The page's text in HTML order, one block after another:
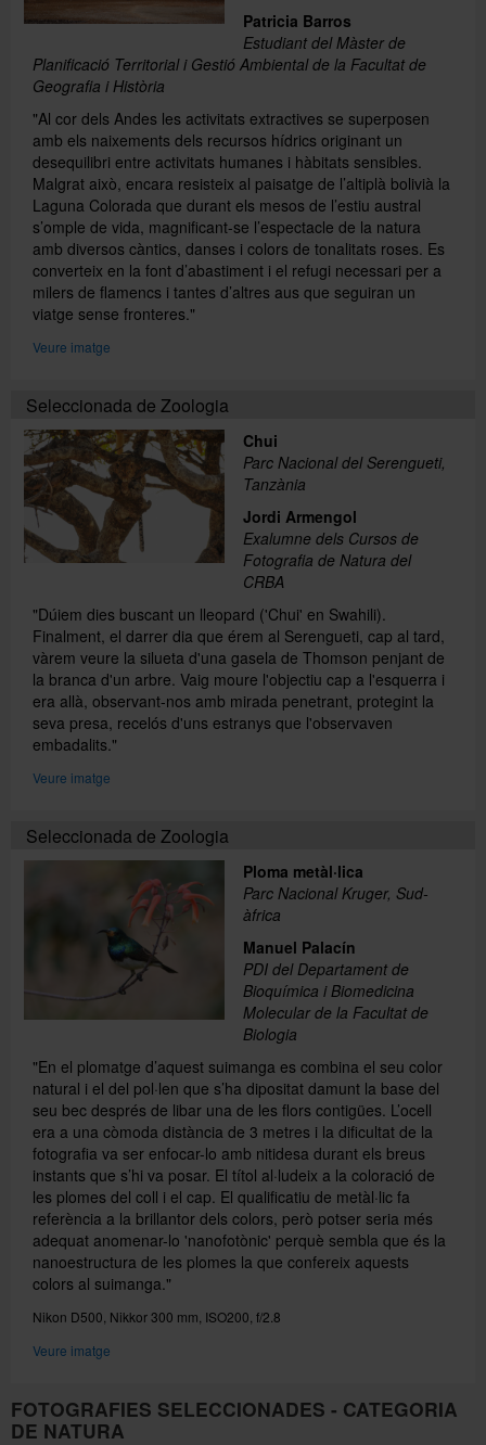
Patricia Barros
Estudiant del Màster de
Planificació Territorial i Gestió Ambiental de la Facultat de
Geografia i Història
"Al cor dels Andes les activitats extractives se superposen
amb els naixements dels recursos hídrics originant un
desequilibri entre activitats humanes i hàbitats sensibles.
Malgrat això, encara resisteix al paisatge de l’altiplà bolivià la
Laguna Colorada que durant els mesos de l’estiu austral
s’omple de vida, magnificant-se l’espectacle de la natura
amb diversos càntics, danses i colors de tonalitats roses. Es
converteix en la font d’abastiment i el refugi necessari per a
milers de flamencs i tantes d’altres aus que seguiran un
viatge sense fronteres."
Veure imatge
Seleccionada de Zoologia
Chui
Parc Nacional del Serengueti,
Tanzània
Jordi Armengol
Exalumne dels Cursos de
Fotografia de Natura del
CRBA
"Dúiem dies buscant un lleopard ('Chui' en Swahili).
Finalment, el darrer dia que érem al Serengueti, cap al tard,
vàrem veure la silueta d'una gasela de Thomson penjant de
la branca d'un arbre. Vaig moure l'objectiu cap a l'esquerra i
era allà, observant-nos amb mirada penetrant, protegint la
seva presa, recelós d'uns estranys que l'observaven
embadalits."
Veure imatge
Seleccionada de Zoologia
Ploma metàl·lica
Parc Nacional Kruger, Sud-
àfrica
Manuel Palacín
PDI del Departament de
Bioquímica i Biomedicina
Molecular de la Facultat de
Biologia
"En el plomatge d’aquest suimanga es combina el seu color
natural i el del pol·len que s’ha dipositat damunt la base del
seu bec després de libar una de les flors contigües. L’ocell
era a una còmoda distància de 3 metres i la dificultat de la
fotografia va ser enfocar-lo amb nitidesa durant els breus
instants que s’hi va posar. El títol al·ludeix a la coloració de
les plomes del coll i el cap. El qualificatiu de metàl·lic fa
referència a la brillantor dels colors, però potser seria més
adequat anomenar-lo 'nanofotònic' perquè sembla que és la
nanoestructura de les plomes la que confereix aquests
colors al suimanga."
Nikon D500, Nikkor 300 mm, ISO200, f/2.8
Veure imatge
FOTOGRAFIES SELECCIONADES - CATEGORIA
DE NATURA